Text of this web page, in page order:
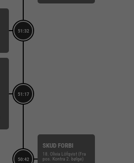
51:32
51:17
50:42
SKUD FORBI
18. Olivia Löfqvist (Fra
pos. Kontra 2. bølge)